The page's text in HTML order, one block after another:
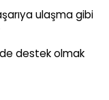
ulaşma gibi
destek olmak